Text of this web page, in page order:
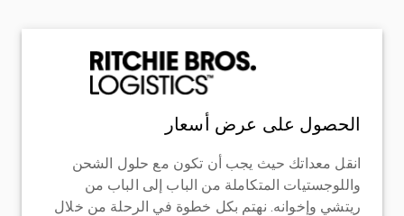
الحصول على عرض أسعار
انقل معداتك حيث يجب أن تكون مع حلول الشحن
واللوجستيات المتكاملة من الباب إلى الباب من
ريتشي وإخوانه. نهتم بكل خطوة في الرحلة من خلال